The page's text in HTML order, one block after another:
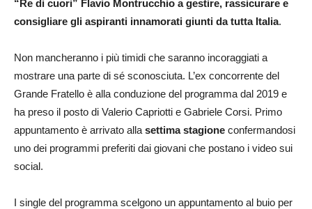
“Re di cuori” Flavio Montrucchio a gestire, rassicurare e
consigliare gli aspiranti innamorati giunti da tutta Italia.
Non mancheranno i più timidi che saranno incoraggiati a
mostrare una parte di sé sconosciuta. L’ex concorrente del
Grande Fratello è alla conduzione del programma dal 2019 e
ha preso il posto di Valerio Capriotti e Gabriele Corsi. Primo
appuntamento è arrivato alla settima stagione confermandosi
uno dei programmi preferiti dai giovani che postano i video sui
social.
I single del programma scelgono un appuntamento al buio per